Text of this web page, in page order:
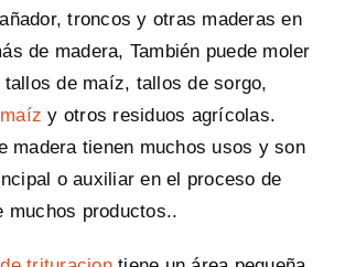
troncos y otras maderas en
de madera, También puede moler
tallos de maíz, tallos de sorgo,
y otros residuos agrícolas.
madera tienen muchos usos y son
o auxiliar en el proceso de
muchos productos..